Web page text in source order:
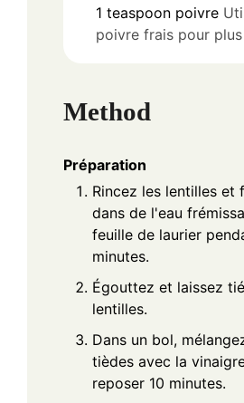
1 teaspoon poivre
poivre frais pour plus
Method
Préparation
Rincez les lentilles et
dans de l'eau
feuille de laurier
minutes.
Égouttez et laissez
lentilles.
Dans un bol,
tièdes avec la
reposer 10 minutes.